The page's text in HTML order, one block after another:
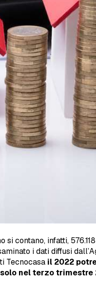
si contano, infatti,
i dati diffusi
Tecnocasa il 2022
solo nel terzo trimestre